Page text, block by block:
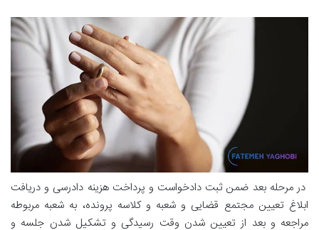
در مرحله بعد ضمن ثبت دادخواست و پرداخت هزینه دادرسی و دریافت
ابلاغ تعیین مجتمع قضایی و شعبه و کلاسه پرونده، به شعبه مربوطه
مراجعه و بعد از تعیین شدن وقت رسیدگی و تشکیل شدن جلسه و